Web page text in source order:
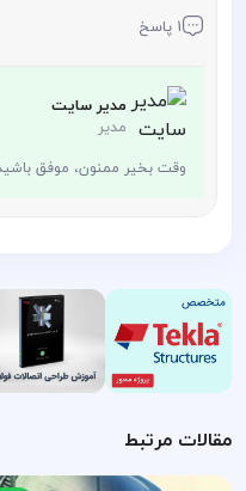
1 پاسخ
مدیر سایت
مدیر
وقت بخیر ممنون، موفق
مقالات مرتبط